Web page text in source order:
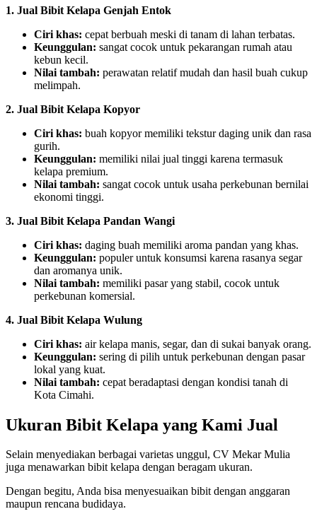
1. Jual Bibit Kelapa Genjah Entok
Ciri khas: cepat berbuah meski di tanam di lahan terbatas.
Keunggulan: sangat cocok untuk pekarangan rumah atau
kebun kecil.
Nilai tambah: perawatan relatif mudah dan hasil buah cukup
melimpah.
2. Jual Bibit Kelapa Kopyor
Ciri khas: buah kopyor memiliki tekstur daging unik dan rasa
gurih.
Keunggulan: memiliki nilai jual tinggi karena termasuk
kelapa premium.
Nilai tambah: sangat cocok untuk usaha perkebunan bernilai
ekonomi tinggi.
3. Jual Bibit Kelapa Pandan Wangi
Ciri khas: daging buah memiliki aroma pandan yang khas.
Keunggulan: populer untuk konsumsi karena rasanya segar
dan aromanya unik.
Nilai tambah: memiliki pasar yang stabil, cocok untuk
perkebunan komersial.
4. Jual Bibit Kelapa Wulung
Ciri khas: air kelapa manis, segar, dan di sukai banyak orang.
Keunggulan: sering di pilih untuk perkebunan dengan pasar
lokal yang kuat.
Nilai tambah: cepat beradaptasi dengan kondisi tanah di
Kota Cimahi.
Ukuran Bibit Kelapa yang Kami Jual
Selain menyediakan berbagai varietas unggul, CV Mekar Mulia
juga menawarkan bibit kelapa dengan beragam ukuran.
Dengan begitu, Anda bisa menyesuaikan bibit dengan anggaran
maupun rencana budidaya.